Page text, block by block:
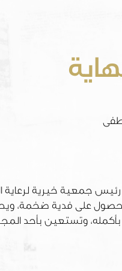
رئيس جمعية خيرية لرعاية
على فدية ضخمة،
بأكمله، وتستعين بأحد